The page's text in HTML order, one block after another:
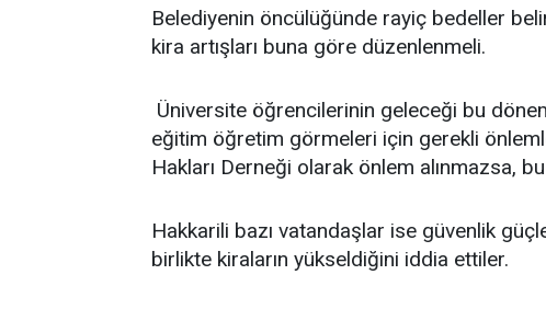
Belediyenin öncülüğünde rayiç bedeller
kira artışları buna göre düzenlenmeli.
Üniversite öğrencilerinin geleceği bu
eğitim öğretim görmeleri için gerekli
Hakları Derneği olarak önlem alınmazsa,
Hakkarili bazı vatandaşlar ise güvenlik
birlikte kiraların yükseldiğini iddia ettiler.